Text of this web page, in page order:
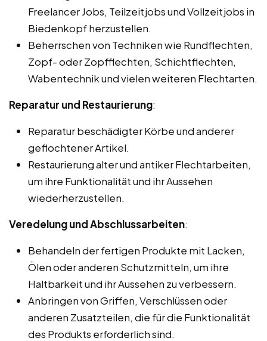
Freelancer Jobs, Teilzeitjobs und Vollzeitjobs in
Biedenkopf herzustellen.
Beherrschen von Techniken wie Rundflechten,
Zopf- oder Zopfflechten, Schichtflechten,
Wabentechnik und vielen weiteren Flechtarten.
Reparatur und Restaurierung:
Reparatur beschädigter Körbe und anderer
geflochtener Artikel.
Restaurierung alter und antiker Flechtarbeiten,
um ihre Funktionalität und ihr Aussehen
wiederherzustellen.
Veredelung und Abschlussarbeiten:
Behandeln der fertigen Produkte mit Lacken,
Ölen oder anderen Schutzmitteln, um ihre
Haltbarkeit und ihr Aussehen zu verbessern.
Anbringen von Griffen, Verschlüssen oder
anderen Zusatzteilen, die für die Funktionalität
des Produkts erforderlich sind.